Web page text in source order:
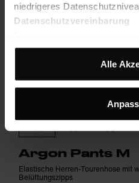
niedrigeres
Datenschutzvereinbarung
Alle
Argon Pants M
Elastische Herren-Tourenhose mit
Belüftungszipps